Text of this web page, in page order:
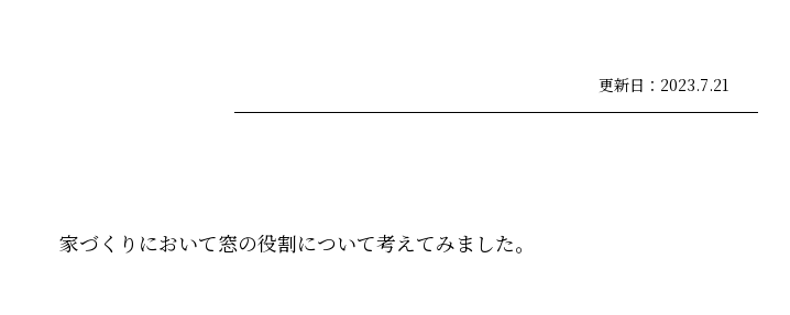
更新日：2023.7.21
家づくりにおいて窓の役割について考えてみました。